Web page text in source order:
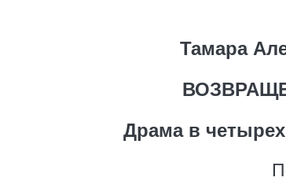
Тамара
Драма в